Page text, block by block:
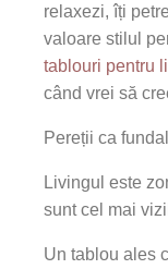
relaxezi, îți
valoare stilul
tablouri pentru
când vrei să
Pereții ca
Livingul este
sunt cel mai
Un tablou ales